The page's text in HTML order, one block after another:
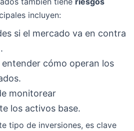
incluyen:
si el mercado va en contra
cómo operan los
monitorear
los activos base.
tipo de inversiones, es clave